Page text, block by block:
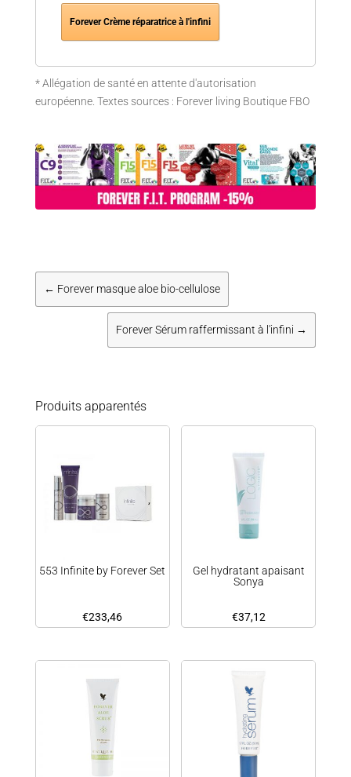
Forever Crème réparatrice à l'infini
* Allégation de santé en attente d'autorisation
européenne. Textes sources : Forever living Boutique FBO
← Forever masque aloe bio-cellulose
Forever Sérum raffermissant à l'infini →
Produits apparentés
553 Infinite by Forever Set
€233,46
Gel hydratant apaisant
Sonya
€37,12